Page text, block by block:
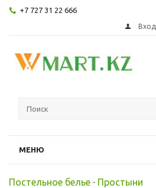
+7 727 31 22 666
Вход
МЕНЮ
Постельное белье - Простыни